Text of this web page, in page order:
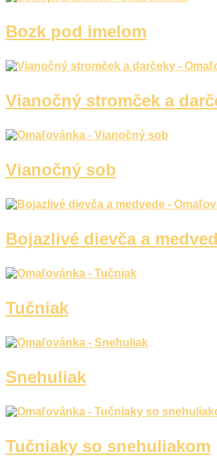
Mandaly
Rozprávky a rozprávkové postavy
Vesmír
Nezaradené
Bozk pod imelom
Vianočný stromček a
Vianočný sob
Bojazlivé dievča a
Tučniak
Snehuliak
Tučniaky so snehuliakom